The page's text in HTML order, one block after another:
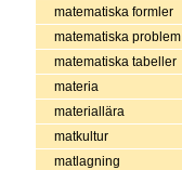
matematiska formler
matematiska problem
matematiska tabeller
materia
materiallära
matkultur
matlagning